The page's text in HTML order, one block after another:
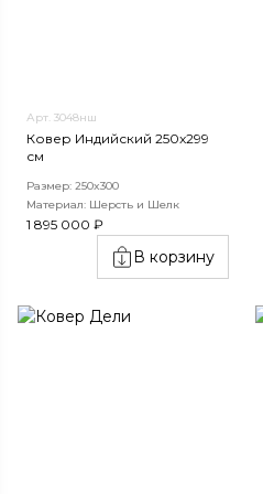
Арт. 3048нш
Ковер Индийский 250x299
см
Размер: 250x300
Материал: Шерсть и Шелк
1 895 000 ₽
В корзину